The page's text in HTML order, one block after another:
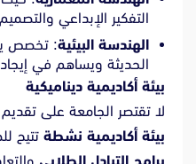
التفكير الإبداعي
الهندسة البيئية: تخصص
الحديثة ويساهم في
بيئة أكاديمية ديناميكية
لا تقتصر الجامعة على تقديم
بيئة أكاديمية نشطة تتيح
برامج التبادل الطلابي